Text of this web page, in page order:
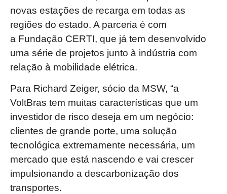
novas estações de recarga em todas as
regiões do estado. A parceria é com
a Fundação CERTI, que já tem desenvolvido
uma série de projetos junto à indústria com
relação à mobilidade elétrica.
Para Richard Zeiger, sócio da MSW, “a
VoltBras tem muitas características que um
investidor de risco deseja em um negócio:
clientes de grande porte, uma solução
tecnológica extremamente necessária, um
mercado que está nascendo e vai crescer
impulsionando a descarbonização dos
transportes.